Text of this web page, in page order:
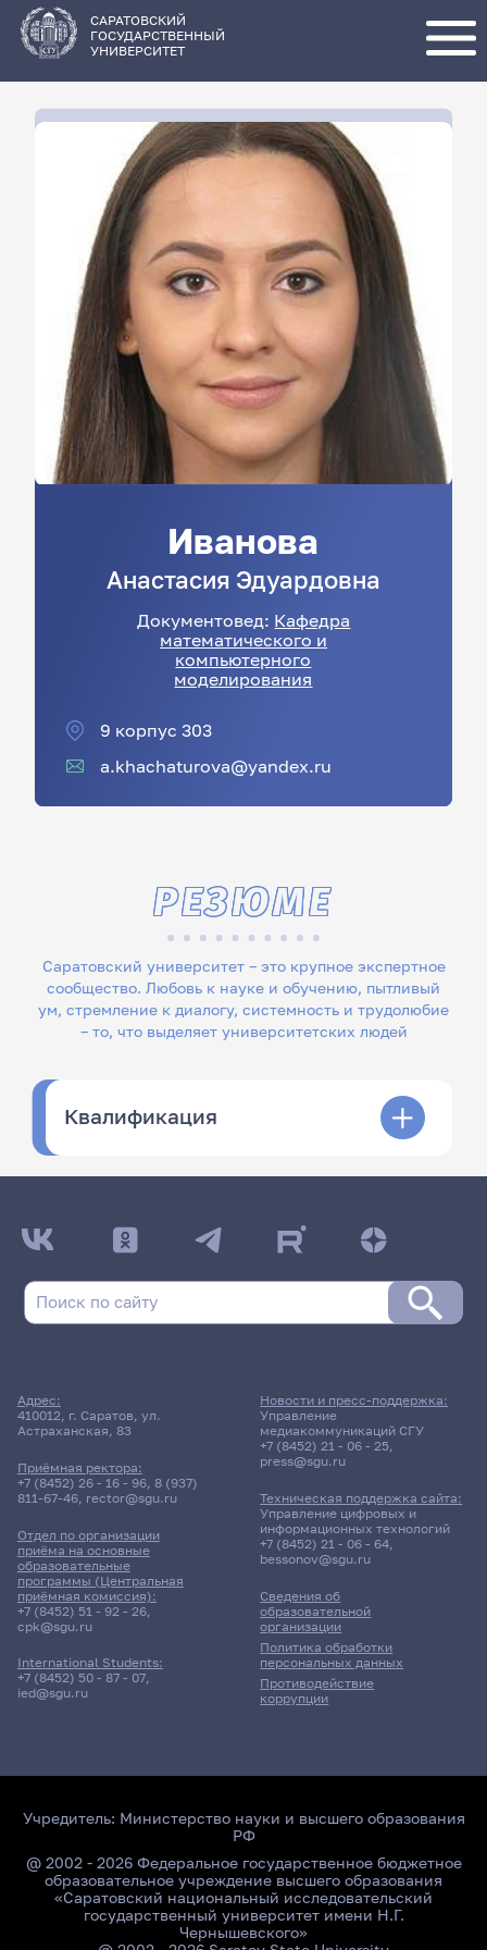
основному
содержанию
САРАТОВСКИЙ
ГОСУДАРСТВЕННЫЙ
УНИВЕРСИТЕТ
Иванова
Анастасия Эдуардовна
Документовед: Кафедра
математического и
компьютерного
моделирования
9 корпус 303
a.khachaturova@yandex.ru
Саратовский университет – это крупное экспертное
сообщество. Любовь к науке и обучению, пытливый
ум, стремление к диалогу, системность и трудолюбие
– то, что выделяет университетских людей
РЕЗЮМЕ
Квалификация
Адрес:
410012, г. Саратов, ул.
Астраханская, 83
Приёмная ректора:
+7 (8452) 26 - 16 - 96, 8 (937)
811-67-46, rector@sgu.ru
Отдел по организации
приёма на основные
образовательные
программы (Центральная
приёмная комиссия):
+7 (8452) 51 - 92 - 26,
cpk@sgu.ru
International Students:
+7 (8452) 50 - 87 - 07,
ied@sgu.ru
Сведения об
образовательной
организации
Политика обработки
персональных данных
Противодействие
коррупции
Новости и пресс-поддержка:
Управление
медиакоммуникаций СГУ
+7 (8452) 21 - 06 - 25,
press@sgu.ru
Техническая поддержка сайта:
Управление цифровых и
информационных технологий
+7 (8452) 21 - 06 - 64,
bessonov@sgu.ru
Учредитель: Министерство науки и высшего образования
РФ
@ 2002 - 2026 Федеральное государственное бюджетное
образовательное учреждение высшего образования
«Саратовский национальный исследовательский
государственный университет имени Н.Г.
Чернышевского»